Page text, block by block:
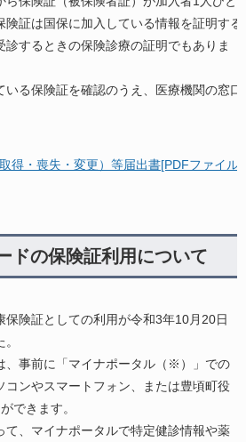
険証は国保に加入している情報を証明する
診するときの保険診療の証明でもありま
る保険証を確認のうえ、医療機関の窓口
得・喪失・変更）等届出書[PDFファイル
ドの保険証利用について
保険証としての利用が令和3年10月20日
、事前に「マイナポータル（※）」での
コンやスマートフォン、または豊頃町役
できます。
て、マイナポータルで特定健診情報や薬